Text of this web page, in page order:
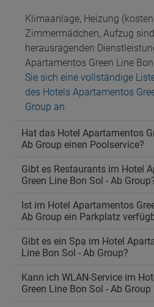
Klimaanlage, Heizung
Zimmermädchen, Aufzug
herausragenden
Apartamentos Green Line
Sie sich eine vollständige
des Hotels Apartamentos
Group an.
Hat das Hotel Apartamentos
Ab Group einen Poolservice?
Gibt es Restaurants im Hotel
Green Line Bon Sol - Ab
Ist im Hotel Apartamentos
Ab Group ein Parkplatz
Gibt es ein Spa im Hotel
Line Bon Sol - Ab Group?
Kann ich WLAN-Service im
Green Line Bon Sol - Ab Group